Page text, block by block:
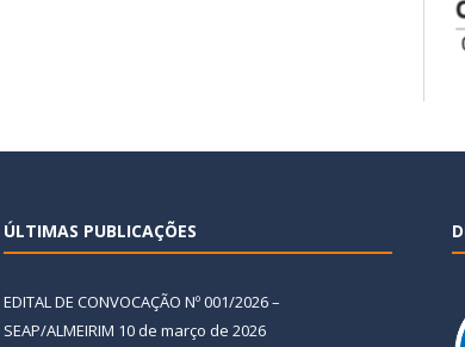
ÚLTIMAS PUBLICAÇÕES
EDITAL DE CONVOCAÇÃO Nº 001/2026 –
SEAP/ALMEIRIM 10 de março de 2026